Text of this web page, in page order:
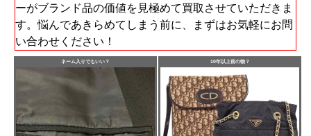
ーがブランド品の価値を見極めて買取させていただきま
す。悩んであきらめてしまう前に、まずはお気軽にお問
い合わせください！
ネーム入りでもいい？ 10年以上前の物？